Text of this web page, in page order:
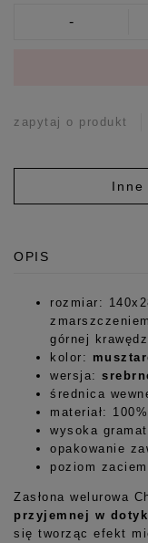
-
zapytaj o produkt
Inne
OPIS
rozmiar:
górnej
kolor:
wersja:
średnica
materiał:
wysoka
opakowanie
poziom
Zasłona welurowa
przyjemnej w
się tworząc efekt